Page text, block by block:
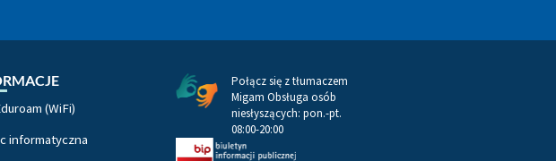
(WiFi)
informatyczna
Połącz się z tłumaczem
Migam Obsługa osób
niesłyszących: pon.-pt.
08:00-20:00